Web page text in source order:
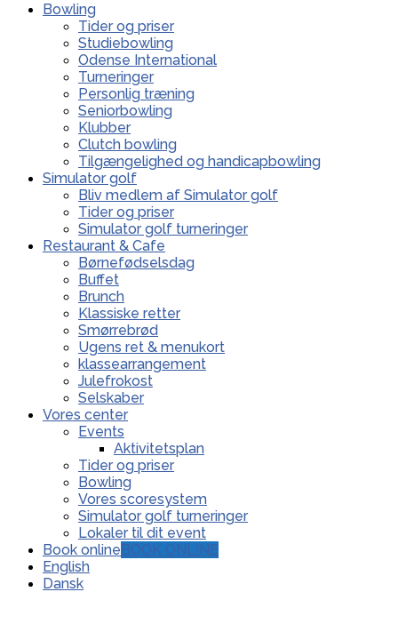
Bowling
Tider og priser
Studiebowling
Odense International
Turneringer
Personlig træning
Seniorbowling
Klubber
Clutch bowling
Tilgængelighed og handicapbowling
Simulator golf
Bliv medlem af Simulator golf
Tider og priser
Simulator golf turneringer
Restaurant & Cafe
Børnefødselsdag
Buffet
Brunch
Klassiske retter
Smørrebrød
Ugens ret & menukort
klassearrangement
Julefrokost
Selskaber
Vores center
Events
Aktivitetsplan
Tider og priser
Bowling
Vores scoresystem
Simulator golf turneringer
Lokaler til dit event
Book onlineBOOK ONLINE
English
Dansk